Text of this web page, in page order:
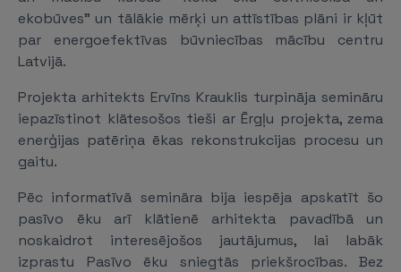
ekobūves" un tālākie mērķi un attīstības plāni ir kļūt
par energoefektīvas būvniecības mācību centru
Latvijā.
Projekta arhitekts Ervīns Krauklis turpināja semināru
iepazīstinot klātesošos tieši ar Ērgļu projekta, zema
enerģijas patēriņa ēkas rekonstrukcijas procesu un
gaitu.
Pēc informatīvā semināra bija iespēja apskatīt šo
pasīvo ēku arī klātienē arhitekta pavadībā un
noskaidrot interesējošos jautājumus, lai labāk
izprastu Pasīvo ēku sniegtās priekšrocības. Bez